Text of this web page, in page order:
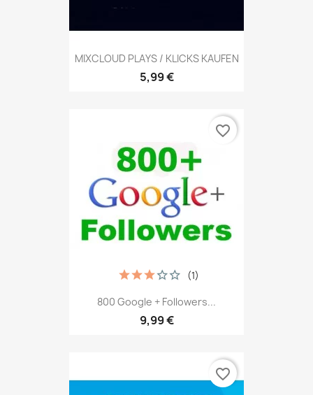
MIXCLOUD PLAYS / KLICKS KAUFEN
5,99 €
800 Google + Followers...
9,99 €
(1)
favorite_border
favorite_border